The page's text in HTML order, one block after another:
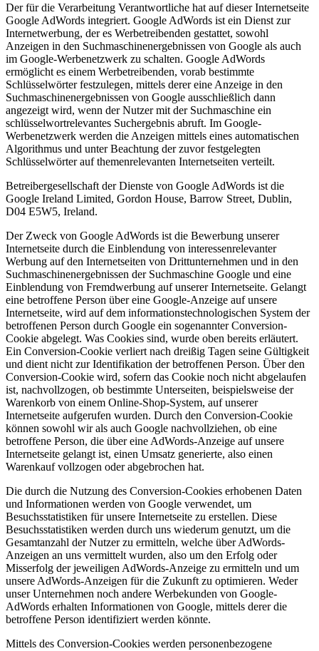
Der für die Verarbeitung Verantwortliche hat auf dieser Internetseite
Google AdWords integriert. Google AdWords ist ein Dienst zur
Internetwerbung, der es Werbetreibenden gestattet, sowohl
Anzeigen in den Suchmaschinenergebnissen von Google als auch
im Google-Werbenetzwerk zu schalten. Google AdWords
ermöglicht es einem Werbetreibenden, vorab bestimmte
Schlüsselwörter festzulegen, mittels derer eine Anzeige in den
Suchmaschinenergebnissen von Google ausschließlich dann
angezeigt wird, wenn der Nutzer mit der Suchmaschine ein
schlüsselwortrelevantes Suchergebnis abruft. Im Google-
Werbenetzwerk werden die Anzeigen mittels eines automatischen
Algorithmus und unter Beachtung der zuvor festgelegten
Schlüsselwörter auf themenrelevanten Internetseiten verteilt.
Betreibergesellschaft der Dienste von Google AdWords ist die
Google Ireland Limited, Gordon House, Barrow Street, Dublin,
D04 E5W5, Ireland.
Der Zweck von Google AdWords ist die Bewerbung unserer
Internetseite durch die Einblendung von interessenrelevanter
Werbung auf den Internetseiten von Drittunternehmen und in den
Suchmaschinenergebnissen der Suchmaschine Google und eine
Einblendung von Fremdwerbung auf unserer Internetseite. Gelangt
eine betroffene Person über eine Google-Anzeige auf unsere
Internetseite, wird auf dem informationstechnologischen System der
betroffenen Person durch Google ein sogenannter Conversion-
Cookie abgelegt. Was Cookies sind, wurde oben bereits erläutert.
Ein Conversion-Cookie verliert nach dreißig Tagen seine Gültigkeit
und dient nicht zur Identifikation der betroffenen Person. Über den
Conversion-Cookie wird, sofern das Cookie noch nicht abgelaufen
ist, nachvollzogen, ob bestimmte Unterseiten, beispielsweise der
Warenkorb von einem Online-Shop-System, auf unserer
Internetseite aufgerufen wurden. Durch den Conversion-Cookie
können sowohl wir als auch Google nachvollziehen, ob eine
betroffene Person, die über eine AdWords-Anzeige auf unsere
Internetseite gelangt ist, einen Umsatz generierte, also einen
Warenkauf vollzogen oder abgebrochen hat.
Die durch die Nutzung des Conversion-Cookies erhobenen Daten
und Informationen werden von Google verwendet, um
Besuchsstatistiken für unsere Internetseite zu erstellen. Diese
Besuchsstatistiken werden durch uns wiederum genutzt, um die
Gesamtanzahl der Nutzer zu ermitteln, welche über AdWords-
Anzeigen an uns vermittelt wurden, also um den Erfolg oder
Misserfolg der jeweiligen AdWords-Anzeige zu ermitteln und um
unsere AdWords-Anzeigen für die Zukunft zu optimieren. Weder
unser Unternehmen noch andere Werbekunden von Google-
AdWords erhalten Informationen von Google, mittels derer die
betroffene Person identifiziert werden könnte.
Mittels des Conversion-Cookies werden personenbezogene